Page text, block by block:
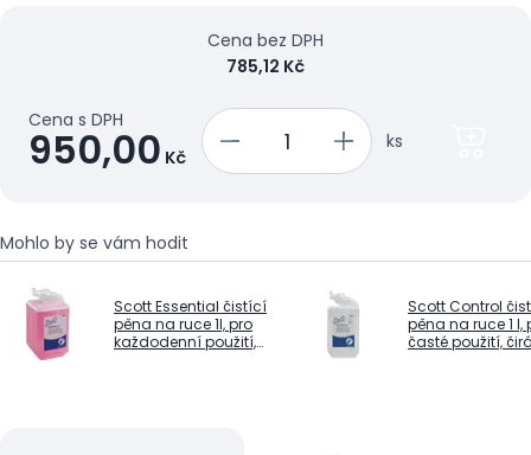
Cena s DPH
950,00 Kč
Cena bez DPH
785,12 Kč
ks
Mohlo by se vám hodit
Scott Essential čistící
pěna na ruce 1l, pro
každodenní použití,
Scott Control
pěna na ruce 1 l,
časté použití,